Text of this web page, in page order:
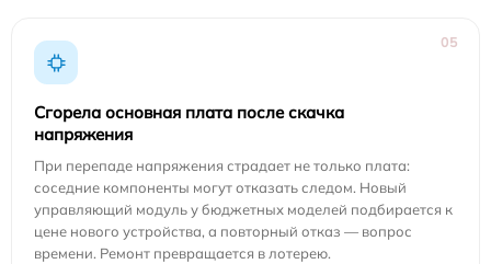
05
Сгорела основная плата после скачка
напряжения
При перепаде напряжения страдает не только плата:
соседние компоненты могут отказать следом. Новый
управляющий модуль у бюджетных моделей подбирается к
цене нового устройства, а повторный отказ — вопрос
времени. Ремонт превращается в лотерею.